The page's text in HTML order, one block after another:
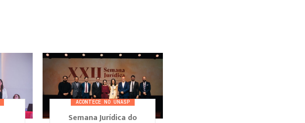
ACONTECE NO UNASP
Semana Jurídica do